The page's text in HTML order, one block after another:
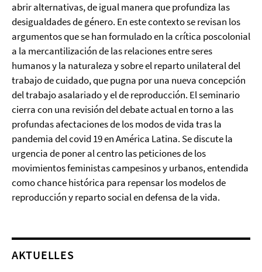
abrir alternativas, de igual manera que profundiza las
desigualdades de género. En este contexto se revisan los
argumentos que se han formulado en la crítica poscolonial
a la mercantilización de las relaciones entre seres
humanos y la naturaleza y sobre el reparto unilateral del
trabajo de cuidado, que pugna por una nueva concepción
del trabajo asalariado y el de reproducción. El seminario
cierra con una revisión del debate actual en torno a las
profundas afectaciones de los modos de vida tras la
pandemia del covid 19 en América Latina. Se discute la
urgencia de poner al centro las peticiones de los
movimientos feministas campesinos y urbanos, entendida
como chance histórica para repensar los modelos de
reproducción y reparto social en defensa de la vida.
AKTUELLES